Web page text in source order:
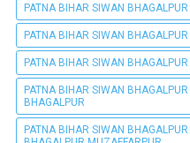
PATNA BIHAR SIWAN
PATNA BIHAR SIWAN
PATNA BIHAR SIWAN
PATNA BIHAR SIWAN
BHAGALPUR
PATNA BIHAR SIWAN